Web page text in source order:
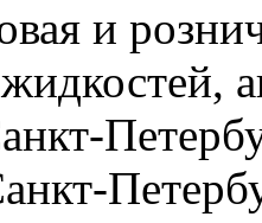
и